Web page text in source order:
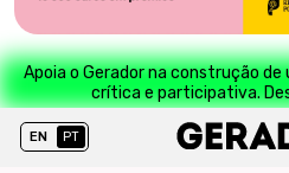
Apoia o Gerador na construção
crítica e participativa.
EN PT